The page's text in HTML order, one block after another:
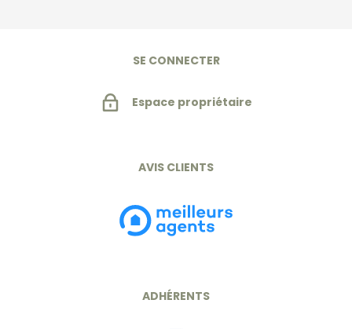
SE CONNECTER
Espace propriétaire
AVIS CLIENTS
ADHÉRENTS